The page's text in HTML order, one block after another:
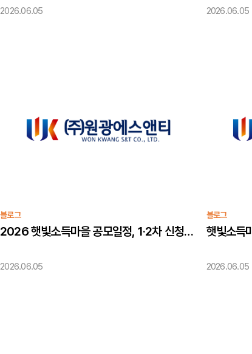
2026.06.05 2026.06.05
블로그
2026 햇빛소득마을 공모일정, 1·2차 신청방법과 준비 포인트
2026.06.05
블로그
2026.06.05